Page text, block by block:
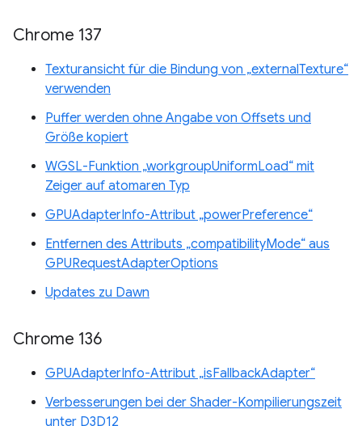
Chrome 137
Texturansicht für die Bindung von „externalTexture“
verwenden
Puffer werden ohne Angabe von Offsets und
Größe kopiert
WGSL-Funktion „workgroupUniformLoad“ mit
Zeiger auf atomaren Typ
GPUAdapterInfo-Attribut „powerPreference“
Entfernen des Attributs „compatibilityMode“ aus
GPURequestAdapterOptions
Updates zu Dawn
Chrome 136
GPUAdapterInfo-Attribut „isFallbackAdapter“
Verbesserungen bei der Shader-Kompilierungszeit
unter D3D12